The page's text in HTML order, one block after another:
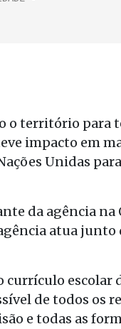
o território para
impacto em
Unidas
da agência na
atua junto
currículo escolar
de todos os
e todas as